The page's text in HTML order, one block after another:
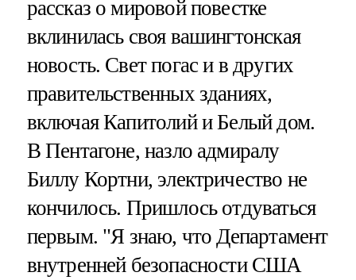
рассказ о мировой повестке
вклинилась своя вашингтонская
новость. Свет погас и в других
правительственных зданиях,
включая Капитолий и Белый дом.
В Пентагоне, назло адмиралу
Биллу Кортни, электричество не
кончилось. Пришлось отдуваться
первым. "Я знаю, что Департамент
внутренней безопасности США